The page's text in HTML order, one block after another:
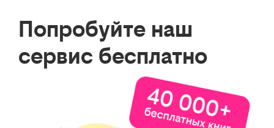
Попробуйте наш
сервис бесплатно